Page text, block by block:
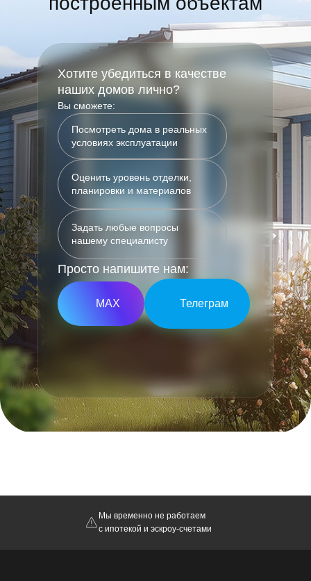
Хотите убедиться в качестве
наших домов лично?
Вы сможете:
Посмотреть дома в реальных
условиях эксплуатации
Оценить уровень отделки,
планировки и материалов
Задать любые вопросы
нашему специалисту
Просто напишите нам:
МАХ Телеграм
Мы временно не работаем
с ипотекой и эскроу-счетами